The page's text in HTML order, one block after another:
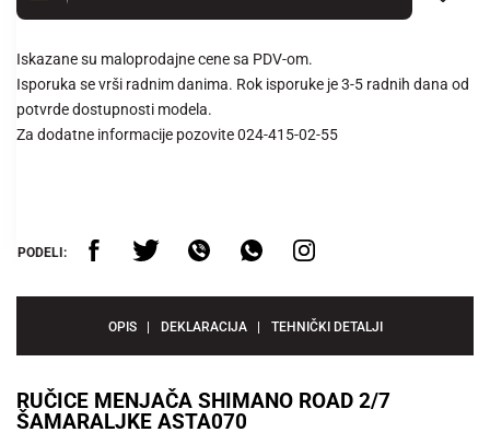
Iskazane su maloprodajne cene sa PDV-om.
Isporuka se vrši radnim danima. Rok isporuke je 3-5 radnih dana od
potvrde dostupnosti modela.
Za dodatne informacije pozovite 024-415-02-55
PODELI:
OPIS DEKLARACIJA TEHNIČKI DETALJI
RUČICE MENJAČA SHIMANO ROAD 2/7
ŠAMARALJKE ASTA070